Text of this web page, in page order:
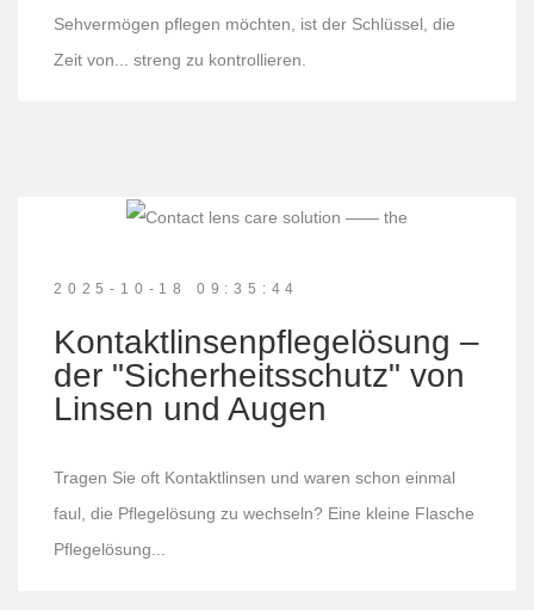
Sehvermögen pflegen möchten, ist der Schlüssel, die
Zeit von... streng zu kontrollieren.
2025-10-18 09:35:44
Kontaktlinsenpflegelösung –
der "Sicherheitsschutz" von
Linsen und Augen
Tragen Sie oft Kontaktlinsen und waren schon einmal
faul, die Pflegelösung zu wechseln? Eine kleine Flasche
Pflegelösung...